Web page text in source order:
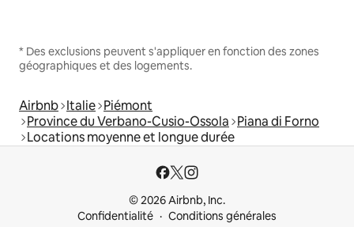
* Des exclusions peuvent s'appliquer en fonction des zones
géographiques et des logements.
Airbnb Italie Piémont
Province du Verbano-Cusio-Ossola Piana di Forno
Locations moyenne et longue durée
© 2026 Airbnb, Inc.
Confidentialité
Conditions générales